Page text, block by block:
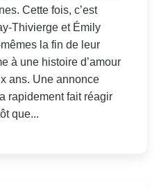
Cette fois, c’est
Thivierge et Émily
la fin de leur
à une histoire d’amour
ans. Une annonce
rapidement fait réagir
que...